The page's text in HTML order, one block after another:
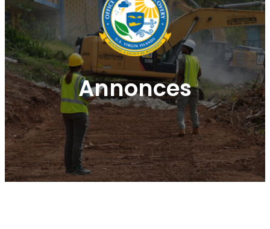
Annonces